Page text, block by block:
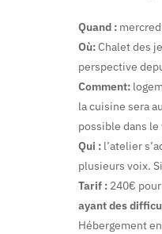
Quand :
Où:Chalet des
perspective
Comment:
la cuisine sera
possible dans le
Qui : l’atelier
plusieurs voix.
Tarif : 240€
ayant des
Hébergement